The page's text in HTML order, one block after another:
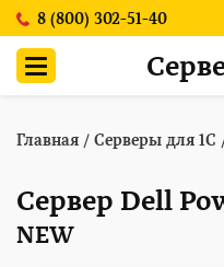
8 (800) 302-51-40
Главная / Серверы для 1С
Сервер Dell
NEW